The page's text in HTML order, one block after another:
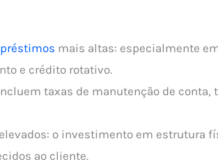
mais altas: especialmente
e crédito rotativo.
taxas de manutenção de conta,
o investimento em estrutura
ao cliente.